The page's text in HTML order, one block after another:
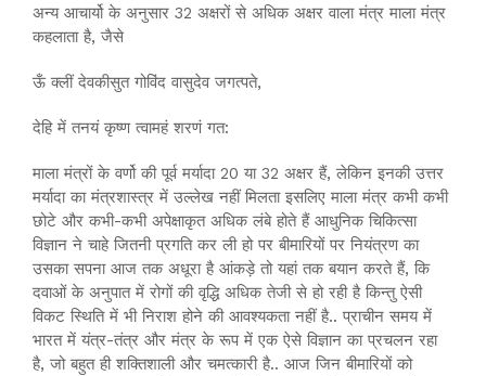
अन्य आचार्यो के अनुसार 32 अक्षरों से अधिक अक्षर वाला मंत्र माला मंत्र
कहलाता है, जैसे
ऊँ क्लीं देवकीसुत गोविंद वासुदेव जगत्पते,
देहि में तनयं कृष्ण त्वामहं शरणं गत:
माला मंत्रों के वर्णो की पूर्व मर्यादा 20 या 32 अक्षर हैं, लेकिन इनकी उत्तर
मर्यादा का मंत्रशास्त्र में उल्लेख नहीं मिलता इसलिए माला मंत्र कभी कभी
छोटे और कभी-कभी अपेक्षाकृत अधिक लंबे होते हैं आधुनिक चिकित्सा
विज्ञान ने चाहे जितनी प्रगति कर ली हो पर बीमारियों पर नियंत्रण का
उसका सपना आज तक अधूरा है आंकड़े तो यहां तक बयान करते हैं, कि
दवाओं के अनुपात में रोगों की वृद्धि अधिक तेजी से हो रही है किन्तु ऐसी
विकट स्थिति में भी निराश होने की आवश्यकता नहीं है.. प्राचीन समय में
भारत में यंत्र-तंत्र और मंत्र के रूप में एक ऐसे विज्ञान का प्रचलन रहा
है, जो बहुत ही शक्तिशाली और चमत्कारी है.. आज जिन बीमारियों को